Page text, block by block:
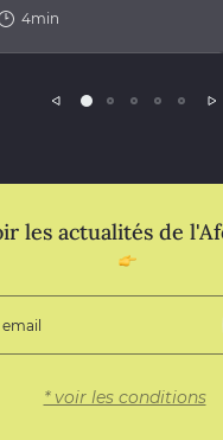
4min
les actualités de
* voir les conditions